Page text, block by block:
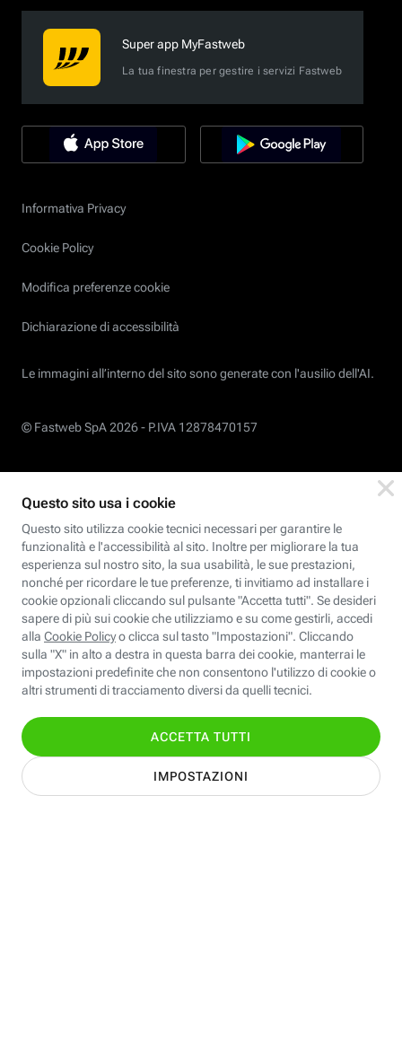
Super app MyFastweb
La tua finestra per gestire i servizi Fastweb
Informativa Privacy
Cookie Policy
Modifica preferenze cookie
Dichiarazione di accessibilità
Le immagini all’interno del sito sono generate con l'ausilio dell'AI.
© Fastweb SpA 2026 - P.IVA 12878470157